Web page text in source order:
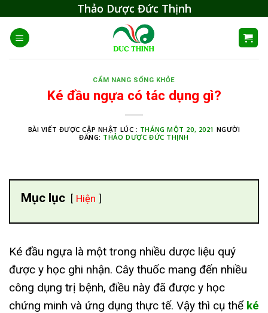
content
Thảo Dược Đức Thịnh
CẨM NANG SỐNG KHỎE
Ké đầu ngựa có tác dụng gì?
BÀI VIẾT ĐƯỢC CẬP NHẬT LÚC : THÁNG MỘT 20, 2021 NGƯỜI
ĐĂNG: THẢO DƯỢC ĐỨC THỊNH
Mục lục Hiện
Ké đầu ngựa là một trong nhiều dược liệu quý
được y học ghi nhận. Cây thuốc mang đến nhiều
công dụng trị bệnh, điều này đã được y học
chứng minh và ứng dụng thực tế. Vậy thì cụ thể ké